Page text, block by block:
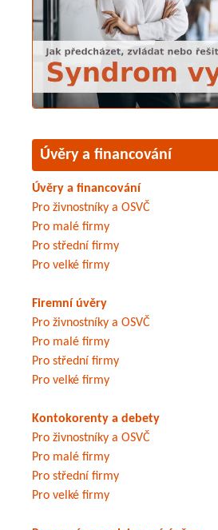
Úvěry a financování
Úvěry a financování
Pro živnostníky a OSVČ
Pro malé firmy
Pro střední firmy
Pro velké firmy
Firemní úvěry
Pro živnostníky a OSVČ
Pro malé firmy
Pro střední firmy
Pro velké firmy
Kontokorenty a debety
Pro živnostníky a OSVČ
Pro malé firmy
Pro střední firmy
Pro velké firmy